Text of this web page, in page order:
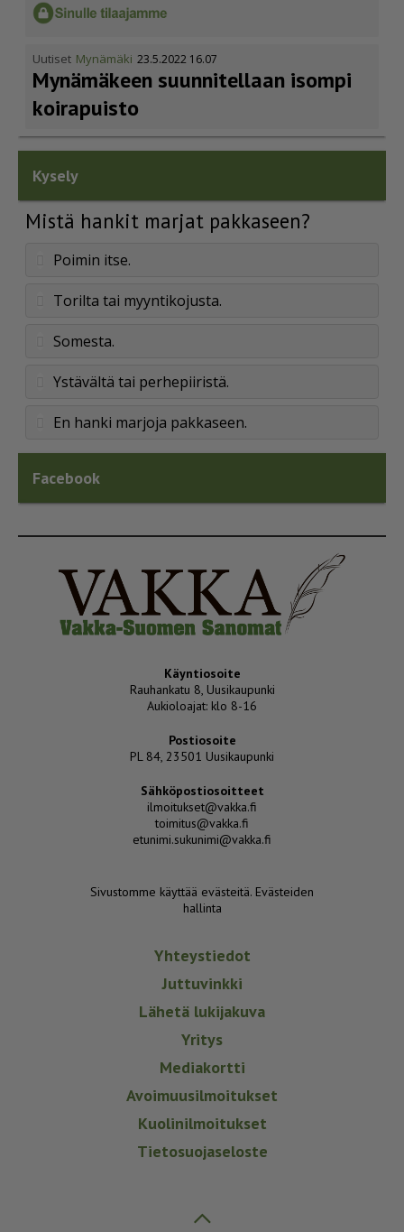
Uutiset Mynämäki 23.5.2022 16.07
Mynämäkeen suunnitellaan isompi
koirapuisto
Kysely
Mistä hankit marjat pakkaseen?
Poimin itse.
Torilta tai myyntikojusta.
Somesta.
Ystävältä tai perhepiiristä.
En hanki marjoja pakkaseen.
Facebook
Käyntiosoite
Rauhankatu 8, Uusikaupunki
Aukioloajat: klo 8-16
Postiosoite
PL 84, 23501 Uusikaupunki
Sähköpostiosoitteet
ilmoitukset@vakka.fi
toimitus@vakka.fi
etunimi.sukunimi@vakka.fi
Sivustomme käyttää evästeitä. Evästeiden
hallinta
Yhteystiedot
Juttuvinkki
Lähetä lukijakuva
Yritys
Mediakortti
Avoimuusilmoitukset
Kuolinilmoitukset
Tietosuojaseloste